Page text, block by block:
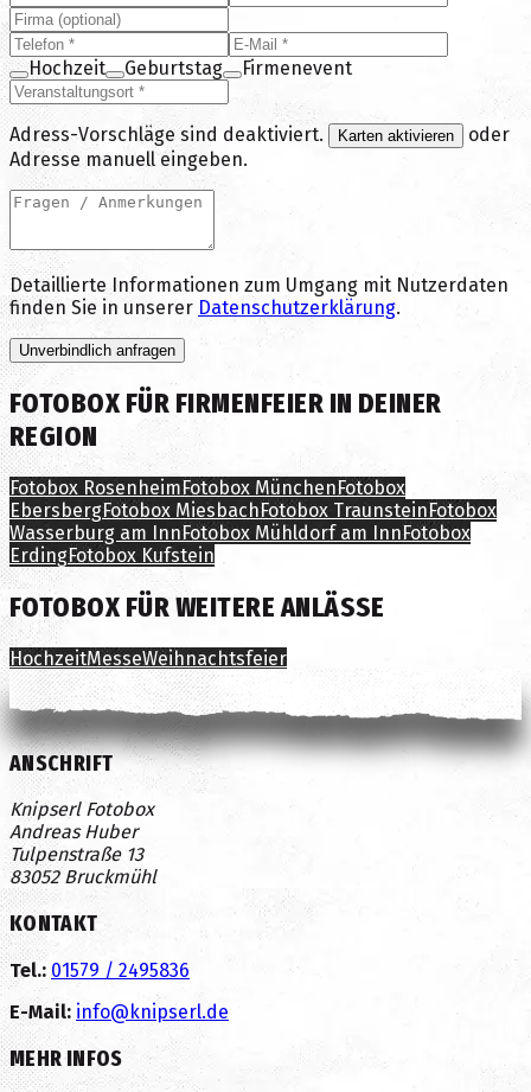
Hochzeit Geburtstag Firmenevent
Adress-Vorschläge sind deaktiviert. Karten aktivieren
oder
Adresse manuell eingeben.
Detaillierte Informationen zum Umgang mit Nutzerdaten
finden Sie in unserer Datenschutzerklärung.
Unverbindlich anfragen
FOTOBOX FÜR FIRMENFEIER IN DEINER
REGION
Fotobox RosenheimFotobox MünchenFotobox
EbersbergFotobox MiesbachFotobox TraunsteinFotobox
Wasserburg am InnFotobox Mühldorf am InnFotobox
ErdingFotobox Kufstein
FOTOBOX FÜR WEITERE ANLÄSSE
HochzeitMesseWeihnachtsfeier
ANSCHRIFT
Knipserl Fotobox
Andreas Huber
Tulpenstraße 13
83052 Bruckmühl
KONTAKT
Tel.: 01579 / 2495836
E-Mail: info@knipserl.de
MEHR INFOS